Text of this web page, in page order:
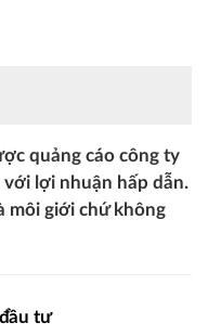
quảng cáo công ty
với lợi nhuận hấp dẫn.
môi giới chứ không
tư